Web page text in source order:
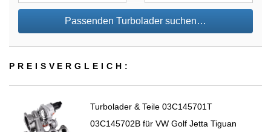
Passenden Turbolader suchen…
PREIS­VER­GLEICH:
Turbolader & Teile 03C145701T
03C145702B für VW Golf Jetta Tiguan